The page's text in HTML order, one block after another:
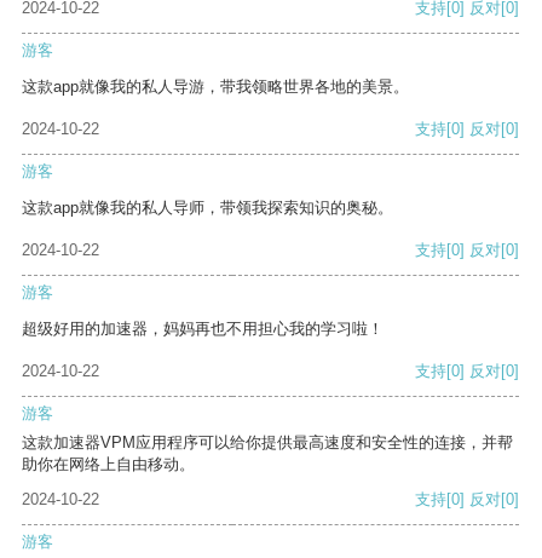
2024-10-22 支持[0] 反对[0]
游客
这款app就像我的私人导游，带我领略世界各地的美景。
2024-10-22 支持[0] 反对[0]
游客
这款app就像我的私人导师，带领我探索知识的奥秘。
2024-10-22 支持[0] 反对[0]
游客
超级好用的加速器，妈妈再也不用担心我的学习啦！
2024-10-22 支持[0] 反对[0]
游客
这款加速器VPM应用程序可以给你提供最高速度和安全性的连接，并帮
助你在网络上自由移动。
2024-10-22
支持[0] 反对[0]
游客